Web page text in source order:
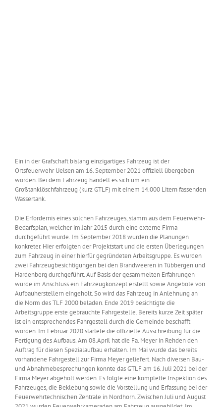
Ein in der Grafschaft bislang einzigartiges Fahrzeug ist der
Ortsfeuerwehr Uelsen am 16. September 2021 offiziell übergeben
worden. Bei dem Fahrzeug handelt es sich um ein
Großtanklöschfahrzeug (kurz GTLF) mit einem 14.000 Litern fassenden
Wassertank.
Die Erfordernis eines solchen Fahrzeuges, stamm aus dem Feuerwehr-
Bedarfsplan, welcher im Jahr 2015 durch eine externe Firma
durchgeführt wurde. Im September 2018 wurden die Planungen
konkreter. Hier erfolgten der Projektstart und die ersten Überlegungen
zum Fahrzeug in einer hierfür gegründeten Arbeitsgruppe. Es wurden
zwei Fahrzeugbesichtigungen bei den Brandweeren in Tübbergen und
Hardenberg durchgeführt. Auf Basis der gesammelten Erfahrungen
wurde im Anschluss ein Fahrzeugkonzept erstellt sowie Angebote von
Aufbauherstellern eingeholt. So wird das Fahrzeug in Anlehnung an
die Norm des TLF 2000 beladen. Ende 2019 besichtigte die
Arbeitsgruppe erste gebrauchte Fahrgestelle. Bereits kurze Zeit später
ist ein entsprechendes Fahrgestell durch die Gemeinde beschafft
worden. Im Februar 2020 startete die offizielle Ausschreibung für die
Fertigung des Aufbaus. Am 08.April hat die Fa. Meyer in Rehden den
Auftrag für diesen Spezialaufbau erhalten. Im Mai wurde das bereits
vorhandene Fahrgestell zur Firma Meyer geliefert. Nach diversen Bau-
und Abnahmebesprechungen konnte das GTLF am 16. Juli 2021 bei der
Firma Meyer abgeholt werden. Es folgte eine komplette Inspektion des
Fahrzeuges, die Beklebung sowie die Vorstellung und Erfassung bei der
Feuerwehrtechnischen Zentrale in Nordhorn. Zwischen Juli und August